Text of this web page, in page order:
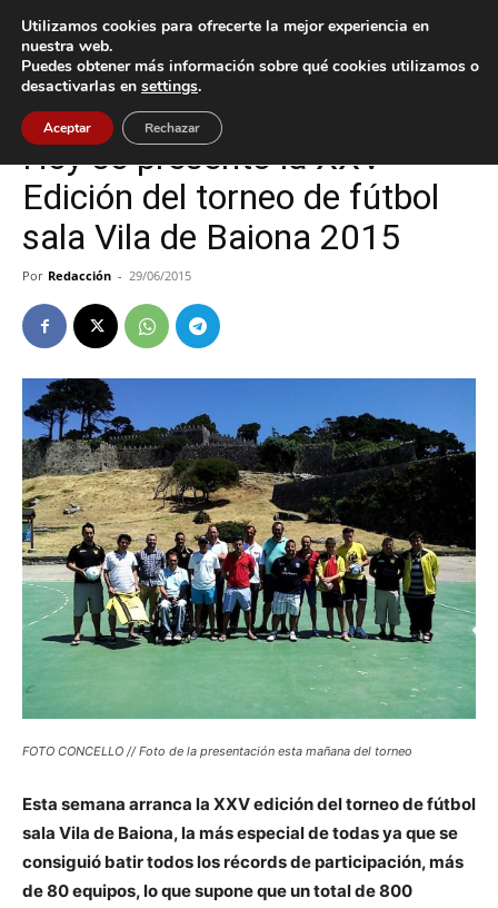
Inicio Baiona
Baiona
Hoy se presentó la XXV
Edición del torneo de fútbol
sala Vila de Baiona 2015
Por Redacción - 29/06/2015
FOTO CONCELLO // Foto de la presentación esta mañana del torneo
Esta semana arranca la XXV edición del torneo de fútbol
sala Vila de Baiona, la más especial de todas ya que se
consiguió batir todos los récords de participación, más
de 80 equipos, lo que supone que un total de 800
Utilizamos cookies para ofrecerte la mejor experiencia en
nuestra web.
Puedes obtener más información sobre qué cookies utilizamos o
desactivarlas en settings.
Aceptar Rechazar